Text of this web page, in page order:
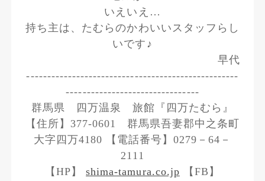
いえいえ…
持ち主は、たむらのかわいいスタッフらし
いです♪
早代
---------------------------------------------------
--------------------------------
群馬県 四万温泉 旅館『四万たむら』
【住所】377-0601 群馬県吾妻郡中之条町
大字四万4180 【電話番号】0279－64－
2111
【HP】shima-tamura.co.jp 【FB】